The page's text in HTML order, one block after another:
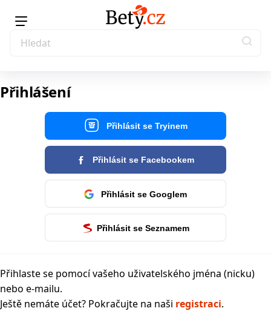
Přihlášení
Přihlásit se Tryinem
Přihlásit se Facebookem
Přihlásit se Googlem
Přihlásit se Seznamem
Přihlaste se pomocí vašeho uživatelského jména (nicku)
nebo e-mailu.
Ještě nemáte účet? Pokračujte na naši registraci.